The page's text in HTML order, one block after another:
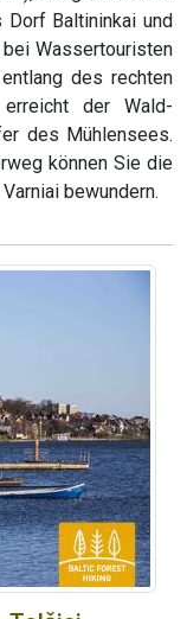
Baltininkai und
Wassertouristen
des rechten
der Wald-
des Mühlensees.
können Sie die
bewundern.